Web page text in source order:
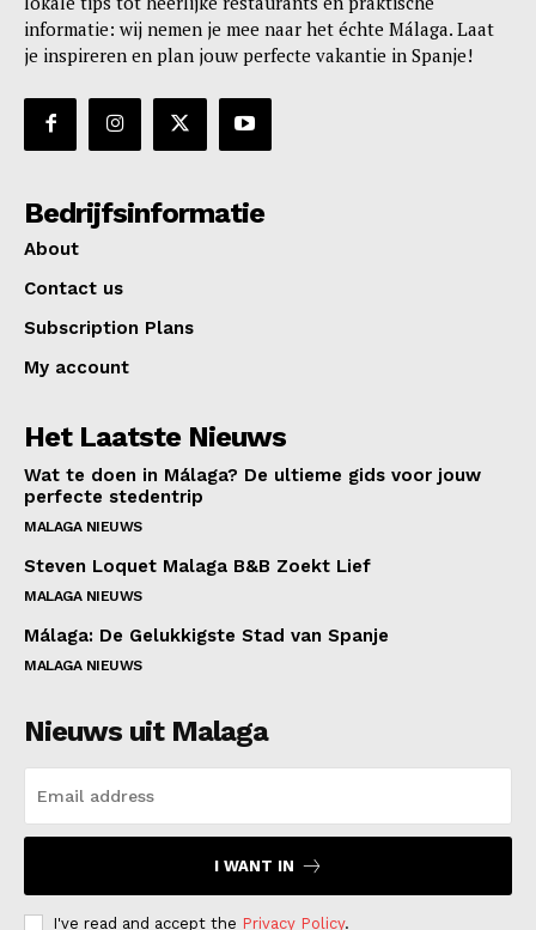
informatie: wij nemen je mee naar het échte Málaga. Laat
je inspireren en plan jouw perfecte vakantie in Spanje!
Bedrijfsinformatie
About
Contact us
Subscription Plans
My account
Het Laatste Nieuws
Wat te doen in Málaga? De ultieme gids voor jouw
perfecte stedentrip
MALAGA NIEUWS
Steven Loquet Malaga B&B Zoekt Lief
MALAGA NIEUWS
Málaga: De Gelukkigste Stad van Spanje
MALAGA NIEUWS
Nieuws uit Malaga
I WANT IN
I've read and accept the Privacy Policy.